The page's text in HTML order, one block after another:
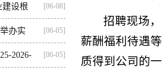
建设根 [06-08]
办实 [06-05]
2026- [06-05]
招聘现场
薪酬福利待遇
质得到公司的